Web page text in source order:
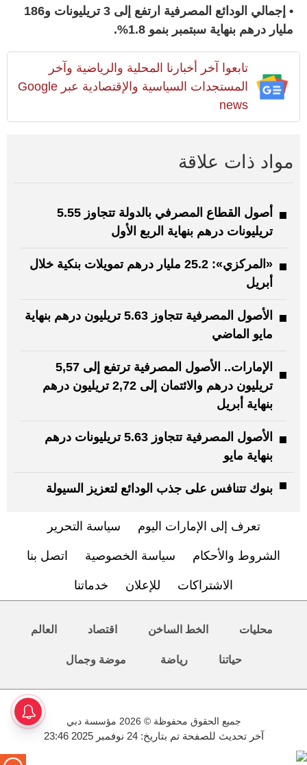
• إجمالي الودائع المصرفية ارتفع إلى 3 تريليونات و186
مليار درهم بنهاية سبتمبر بنمو 1.8%.
تابعوا آخر أخبارنا المحلية والرياضية وآخر
المستجدات السياسية والإقتصادية عبر Google
news
مواد ذات علاقة
أصول القطاع المصرفي بالدولة تتجاوز 5.55
تريليونات درهم بنهاية الربع الأول
«المركزي»: 25.2 مليار درهم تمويلات بنكية خلال
أبريل
الأصول المصرفية تتجاوز 5.63 تريليون درهم بنهاية
مايو الماضي
الإمارات.. الأصول المصرفية ترتفع إلى 5,57
تريليون درهم والائتمان إلى 2,72 تريليون درهم
بنهاية أبريل
الأصول المصرفية تتجاوز 5.63 تريليونات درهم
بنهاية مايو
بنوك تتنافس على جذب الودائع لتعزيز السيولة
تعرف إلى الإمارات اليوم سياسة التحرير
الشروط والأحكام سياسة الخصوصية اتصل بنا
الاشتراكات للإعلان خدماتنا
محليات الخط الساخن اقتصاد العالم
حياتنا رياضة موضة وجمال
جميع الحقوق محفوظة © 2026 مؤسسة دبي
آخر تحديث للصفحة تم بتاريخ: 24 نوفمبر 2025 23:46